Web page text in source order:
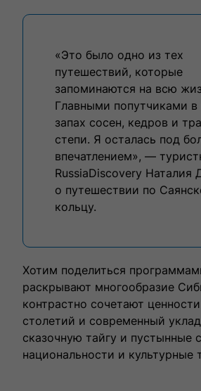
«Это было одно из тех
путешествий, которые
запоминаются на всю
Главными попутчиками
запах сосен, кедров и
степи. Я осталась под
впечатлением», —
RussiaDiscovery Наталия
о путешествии по
кольцу.
Хотим поделиться
раскрывают многообразие
контрастно сочетают
столетий и современный
сказочную тайгу и пустынные
национальности и культурные